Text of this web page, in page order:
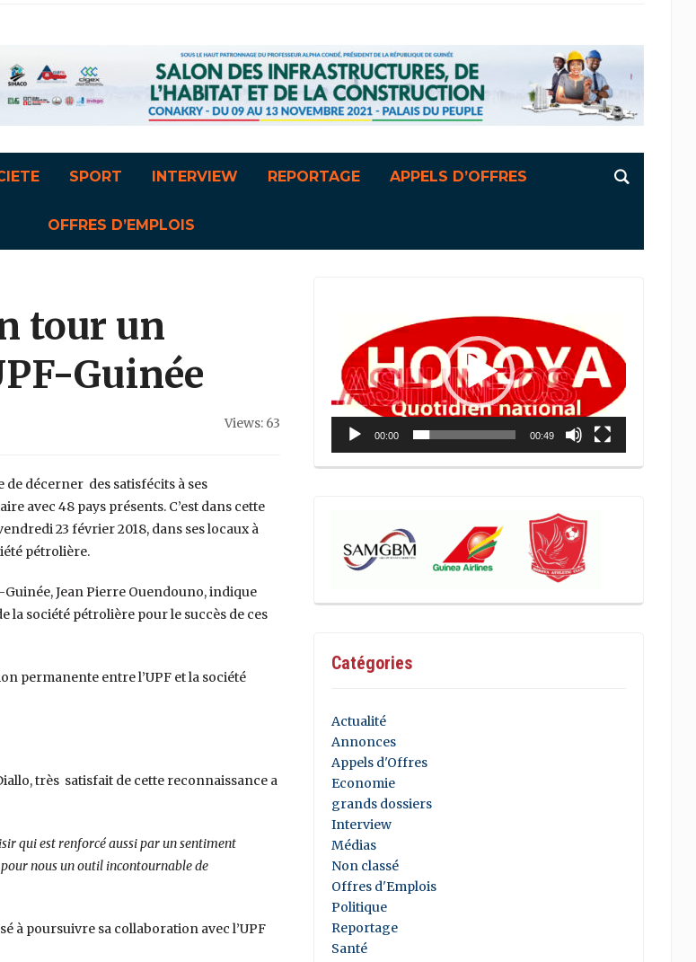
SPORT INTERVIEW REPORTAGE APPELS D’OFFRES
OFFRES D’EMPLOIS
tour un
Guinée
Views: 63
décerner des satisfécits à ses
avec 48 pays présents. C’est dans cette
23 février 2018, dans ses locaux à
pétrolière.
Jean Pierre Ouendouno, indique
la société pétrolière pour le succès de ces
permanente entre l’UPF et la société
très satisfait de cette reconnaissance a
qui est renforcé aussi par un sentiment
pour nous un outil incontournable de
à poursuivre sa collaboration avec l’UPF
00:00 00:49
Catégories
Actualité
Annonces
Appels d'Offres
Economie
grands dossiers
Interview
Médias
Non classé
Offres d'Emplois
Politique
Reportage
Santé